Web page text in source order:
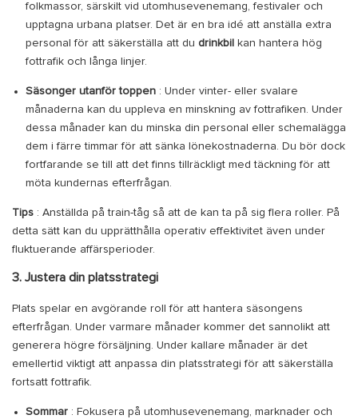
folkmassor, särskilt vid utomhusevenemang, festivaler och
upptagna urbana platser. Det är en bra idé att anställa extra
personal för att säkerställa att du drinkbil
kan hantera hög
fottrafik och långa linjer.
Säsonger utanför toppen : Under vinter- eller svalare
månaderna kan du uppleva en minskning av fottrafiken. Under
dessa månader kan du minska din personal eller schemalägga
dem i färre timmar för att sänka lönekostnaderna. Du bör dock
fortfarande se till att det finns tillräckligt med täckning för att
möta kundernas efterfrågan.
Tips : Anställda på train-tåg så att de kan ta på sig flera roller. På
detta sätt kan du upprätthålla operativ effektivitet även under
fluktuerande affärsperioder.
3. Justera din platsstrategi
Plats spelar en avgörande roll för att hantera säsongens
efterfrågan. Under varmare månader kommer det sannolikt att
generera högre försäljning. Under kallare månader är det
emellertid viktigt att anpassa din platsstrategi för att säkerställa
fortsatt fottrafik.
Sommar : Fokusera på utomhusevenemang, marknader och